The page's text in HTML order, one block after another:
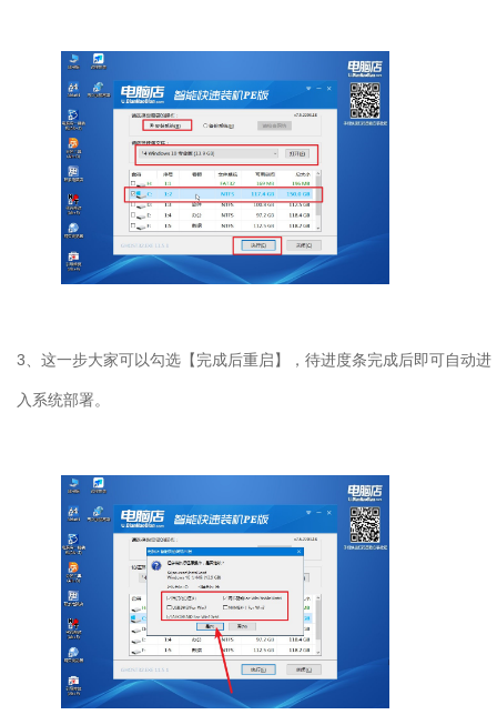
3、这一步大家可以勾选【完成后重启】，待进度条完成后即可自动进
入系统部署。